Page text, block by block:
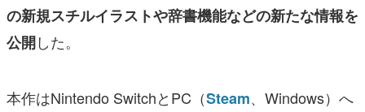
運営：株式会社マレ
の新規スチルイラストや辞書機能などの新たな情報を
公開した。
本作はNintendo SwitchとPC（Steam、Windows）へ